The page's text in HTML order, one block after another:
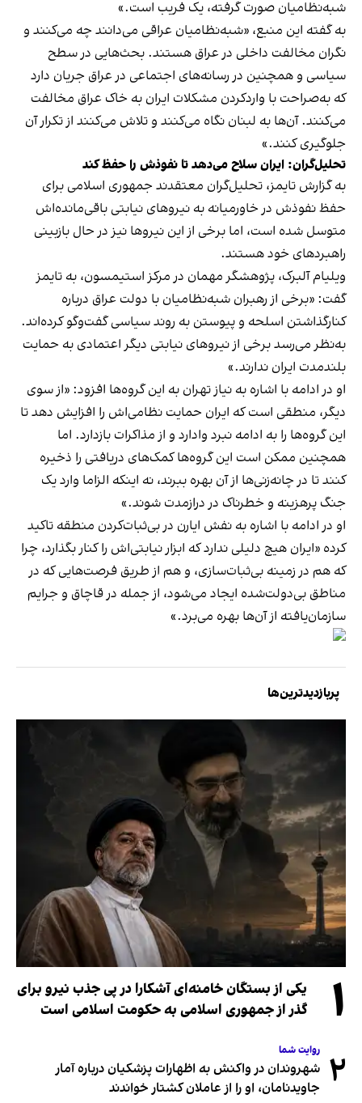
شبه‌نظامیان صورت گرفته، یک فریب است.»
به گفته این منبع، «شبه‌نظامیان عراقی می‌دانند چه می‌کنند و
نگران مخالفت داخلی در عراق هستند. بحث‌هایی در سطح
سیاسی و همچنین در رسانه‌های اجتماعی در عراق جریان دارد
که به‌صراحت با واردکردن مشکلات ایران به خاک عراق مخالفت
می‌کنند. آن‌ها به لبنان نگاه می‌کنند و تلاش می‌کنند از تکرار آن
جلوگیری کنند.»
تحلیل‌گران: ایران سلاح می‌دهد تا نفوذش را حفظ کند
به گزارش تایمز، تحلیل‌گران معتقدند جمهوری اسلامی برای
حفظ نفوذش در خاورمیانه به نیروهای نیابتی باقی‌مانده‌اش
متوسل شده است، اما برخی از این نیروها نیز در حال بازبینی
راهبردهای خود هستند.
ویلیام آلبرک، پژوهشگر مهمان در مرکز استیمسون، به تایمز
گفت: «برخی از رهبران شبه‌نظامیان با دولت عراق درباره
کنارگذاشتن اسلحه و پیوستن به روند سیاسی گفت‌وگو کرده‌اند.
به‌نظر می‌رسد برخی از نیروهای نیابتی دیگر اعتمادی به حمایت
بلندمدت ایران ندارند.»
او در ادامه با اشاره به نیاز تهران به این گروه‌ها افزود: «از سوی
دیگر، منطقی است که ایران حمایت نظامی‌اش را افزایش دهد تا
این گروه‌ها را به ادامه نبرد وادارد و از مذاکرات بازدارد. اما
همچنین ممکن است این گروه‌ها کمک‌های دریافتی را ذخیره
کنند تا در چانه‌زنی‌ها از آن بهره ببرند، نه اینکه الزاما وارد یک
جنگ پرهزینه و خطرناک در درازمدت شوند.»
او در ادامه با اشاره به نفش ایارن در بی‌ثبات‌کردن منطقه تاکید
کرده «ایران هیچ دلیلی ندارد که ابزار نیابتی‌اش را کنار بگذارد، چرا
که هم در زمینه بی‌ثبات‌سازی، و هم از طریق فرصت‌هایی که در
مناطق بی‌دولت‌شده ایجاد می‌شود، از جمله در قاچاق و جرایم
سازمان‌یافته از آن‌ها بهره می‌برد.»
پربازدیدترین‌ها
۱
یکی از بستگان خامنه‌ای آشکارا در پی جذب نیرو برای
گذر از جمهوری اسلامی به حکومت اسلامی است
۲ روایت شما
شهروندان در واکنش به اظهارات پزشکیان درباره آمار
جاویدنامان، او را از عاملان کشتار خواندند